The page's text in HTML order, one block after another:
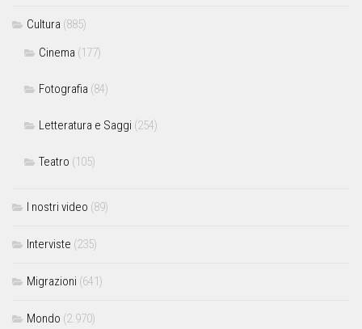
Cultura (885)
Cinema (177)
Fotografia (84)
Letteratura e Saggi (254)
Teatro (105)
I nostri video (89)
Interviste (235)
Migrazioni (641)
Mondo (2.970)